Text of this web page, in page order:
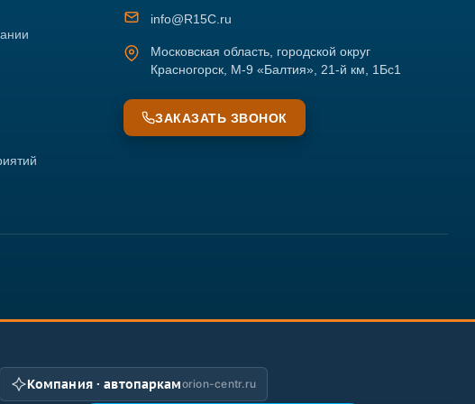
info@R15C.ru
Московская область, городской округ
Красногорск, М-9 «Балтия», 21-й км, 1Бс1
ЗАКАЗАТЬ ЗВОНОК
Компания · автопаркамorion-centr.ru